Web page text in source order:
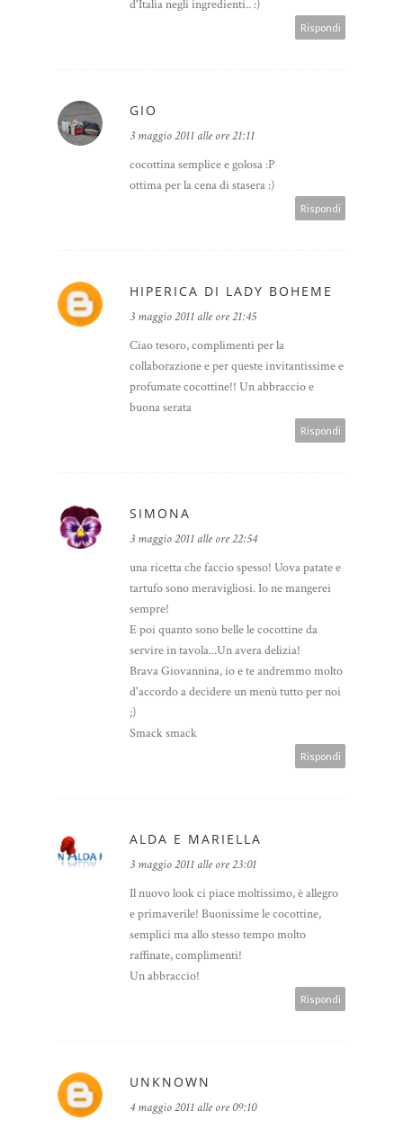
d'Italia negli ingredienti.. :)
Rispondi
GIO
3 maggio 2011 alle ore 21:11
cocottina semplice e golosa :P
ottima per la cena di stasera :)
Rispondi
HIPERICA DI LADY BOHEME
3 maggio 2011 alle ore 21:45
Ciao tesoro, complimenti per la
collaborazione e per queste invitantissime e
profumate cocottine!! Un abbraccio e
buona serata
Rispondi
SIMONA
3 maggio 2011 alle ore 22:54
una ricetta che faccio spesso! Uova patate e
tartufo sono meravigliosi. Io ne mangerei
sempre!
E poi quanto sono belle le cocottine da
servire in tavola...Un avera delizia!
Brava Giovannina, io e te andremmo molto
d'accordo a decidere un menù tutto per noi
;)
Smack smack
Rispondi
ALDA E MARIELLA
3 maggio 2011 alle ore 23:01
Il nuovo look ci piace moltissimo, è allegro
e primaverile! Buonissime le cocottine,
semplici ma allo stesso tempo molto
raffinate, complimenti!
Un abbraccio!
Rispondi
UNKNOWN
4 maggio 2011 alle ore 09:10